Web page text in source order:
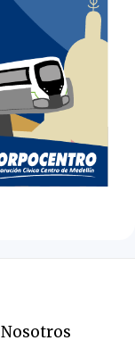
Nosotros